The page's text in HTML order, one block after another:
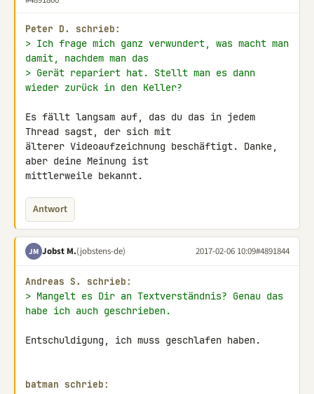
Peter D. schrieb:
> Ich frage mich ganz verwundert, was macht man
damit, nachdem man das
> Gerät repariert hat. Stellt man es dann
wieder zurück in den Keller?
Es fällt langsam auf, das du das in jedem
Thread sagst, der sich mit
älterer Videoaufzeichnung beschäftigt. Danke,
aber deine Meinung ist
mittlerweile bekannt.
Antwort
JM Jobst M.(jobstens-de) 2017-02-06 10:09#4891844
Andreas S. schrieb:
> Mangelt es Dir an Textverständnis? Genau das
habe ich auch geschrieben.
Entschuldigung, ich muss geschlafen haben.
batman schrieb: